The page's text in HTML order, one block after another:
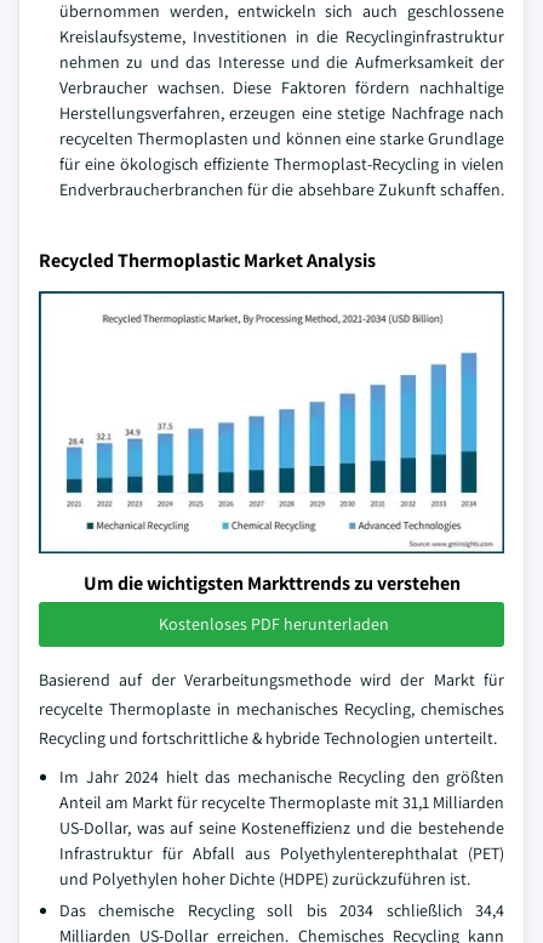
übernommen werden, entwickeln sich auch geschlossene
Kreislaufsysteme, Investitionen in die Recyclinginfrastruktur
nehmen zu und das Interesse und die Aufmerksamkeit der
Verbraucher wachsen. Diese Faktoren fördern nachhaltige
Herstellungsverfahren, erzeugen eine stetige Nachfrage nach
recycelten Thermoplasten und können eine starke Grundlage
für eine ökologisch effiziente Thermoplast-Recycling in vielen
Endverbraucherbranchen für die absehbare Zukunft schaffen.
Recycled Thermoplastic Market Analysis
Um die wichtigsten Markttrends zu verstehen
Kostenloses PDF herunterladen
Basierend auf der Verarbeitungsmethode wird der Markt für
recycelte Thermoplaste in mechanisches Recycling, chemisches
Recycling und fortschrittliche & hybride Technologien unterteilt.
Im Jahr 2024 hielt das mechanische Recycling den größten
Anteil am Markt für recycelte Thermoplaste mit 31,1 Milliarden
US-Dollar, was auf seine Kosteneffizienz und die bestehende
Infrastruktur für Abfall aus Polyethylenterephthalat (PET)
und Polyethylen hoher Dichte (HDPE) zurückzuführen ist.
Das chemische Recycling soll bis 2034 schließlich 34,4
Milliarden US-Dollar erreichen. Chemisches Recycling kann